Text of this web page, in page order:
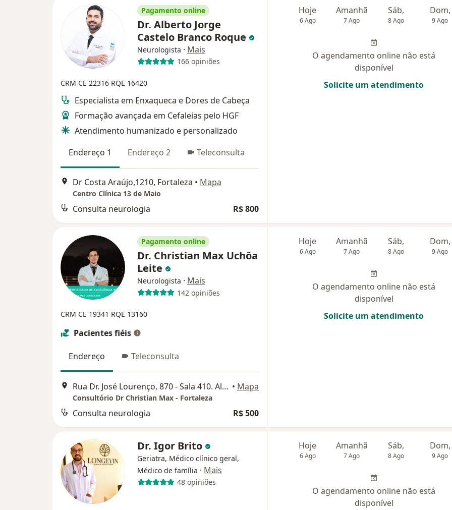
Pagamento online
Dr. Alberto Jorge
Castelo Branco Roque
Neurologista · Mais
166 opiniões
CRM CE 22316 RQE 16420
Especialista em Enxaqueca e Dores de Cabeça
Formação avançada em Cefaleias pelo HGF
Atendimento humanizado e personalizado
Endereço 1
Endereço 2 Teleconsulta
Dr Costa Araújo,1210, Fortaleza • Mapa
Centro Clínica 13 de Maio
Consulta neurologia R$ 800
Hoje
6 Ago
Amanhã
7 Ago
Sáb,
8 Ago
Dom,
9 Ago
O agendamento online não está
disponível
Solicite um atendimento
Pagamento online
Dr. Christian Max Uchôa
Leite
Neurologista · Mais
142 opiniões
CRM CE 19341 RQE 13160
Pacientes fiéis
Endereço Teleconsulta
Rua Dr. José Lourenço, 870 - Sala 410. Aldeota., Fortaleza • Mapa
Consultório Dr Christian Max - Fortaleza
Consulta neurologia R$ 500
Hoje
6 Ago
Amanhã
7 Ago
Sáb,
8 Ago
Dom,
9 Ago
O agendamento online não está
disponível
Solicite um atendimento
Dr. Igor Brito
Geriatra, Médico clínico geral,
Médico de família · Mais
48 opiniões
Hoje
6 Ago
Amanhã
7 Ago
Sáb,
8 Ago
Dom,
9 Ago
O agendamento online não está
disponível